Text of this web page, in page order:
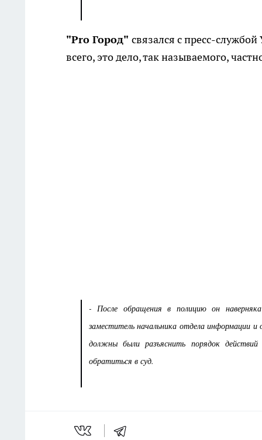
"Pro Город" связался с пресс-
всего, это дело, так называемого,
- После обращения в полицию он
заместитель начальника отдела информации
должны были разъяснить порядок
обратиться в суд.